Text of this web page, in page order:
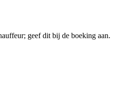
geef dit bij de boeking aan.